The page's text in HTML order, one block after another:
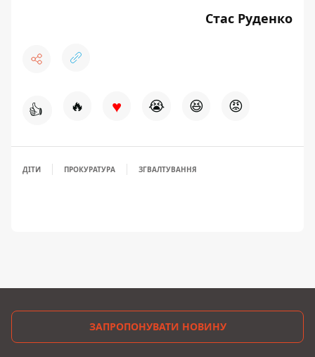
Стас Руденко
👍 🔥 ♥ 😭 😆 😡
ДІТИ ПРОКУРАТУРА ЗГВАЛТУВАННЯ
ЗАПРОПОНУВАТИ НОВИНУ